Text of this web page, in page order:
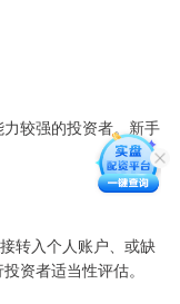
较强的投资者。新手
转入个人账户、或缺
资者适当性评估。